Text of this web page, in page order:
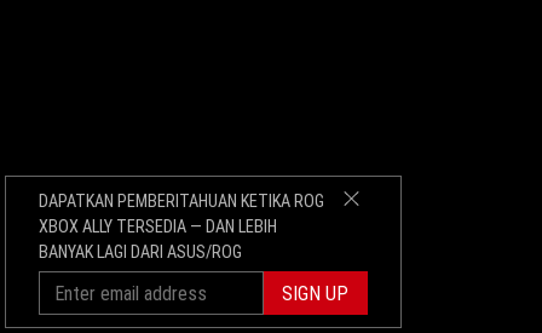
DAPATKAN PEMBERITAHUAN KETIKA ROG
XBOX ALLY TERSEDIA — DAN LEBIH
BANYAK LAGI DARI ASUS/ROG
SIGN UP